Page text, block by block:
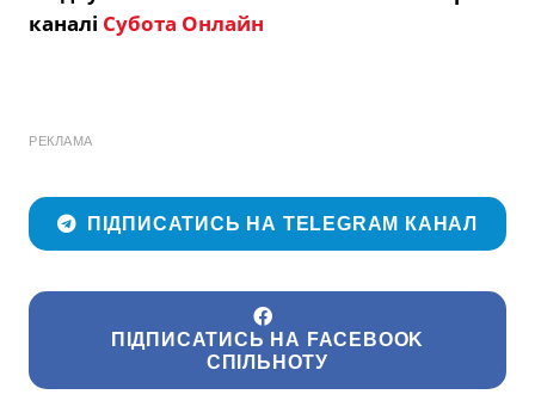
каналі Субота Онлайн
РЕКЛАМА
ПІДПИСАТИСЬ НА TELEGRAM КАНАЛ
ПІДПИСАТИСЬ НА FACEBOOK
СПІЛЬНОТУ